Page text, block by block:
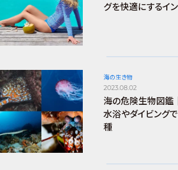
グを快適にするイ
海の生き物
2023.08.02
海の危険生物図鑑
水浴やダイビング
種